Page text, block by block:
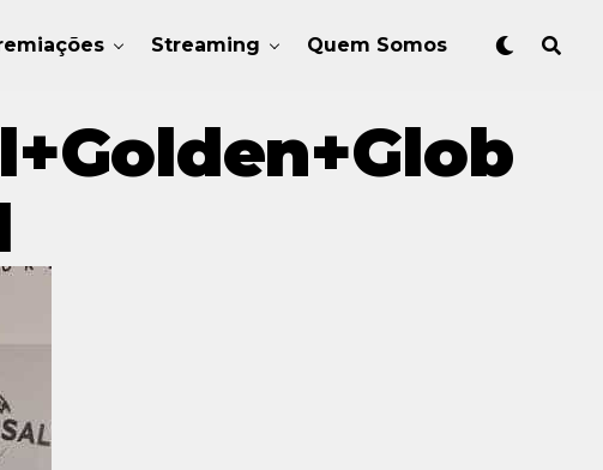
Streaming Quem Somos